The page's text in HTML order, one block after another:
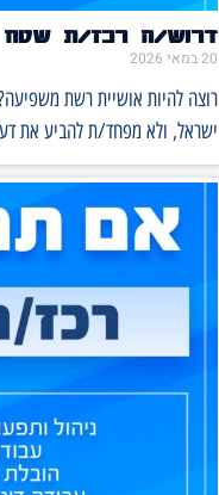
דרוש/ה רכז/ת שטח
20 במאי 2026
רוצה להיות אושיית רשת
ישראל, ולא מפחד/ת להביע את